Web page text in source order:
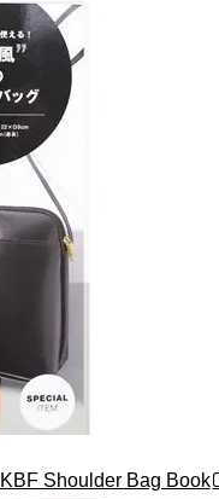
KBF Shoulder Bag Book